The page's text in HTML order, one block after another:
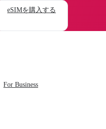
eSIMを購入する
For Business